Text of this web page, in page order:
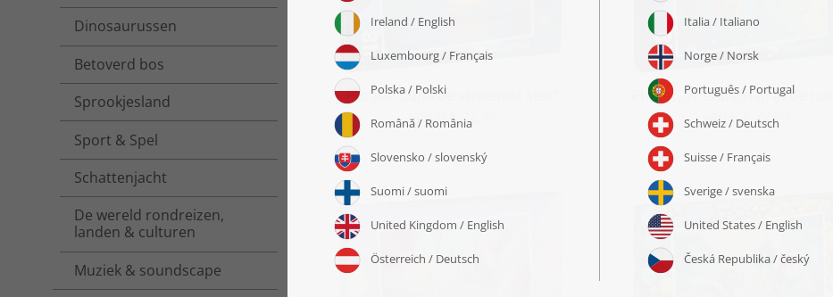
Dinosaurussen
Betoverd bos
Sprookjesland
Sport & Spel
Schattenjacht
De wereld rondreizen,
landen & culturen
Muziek & soundscape
Puzzel „Luna de stralende ster“
vanaf € 22,99
Puzzel „Vriendschap in de
vanaf € 22,99